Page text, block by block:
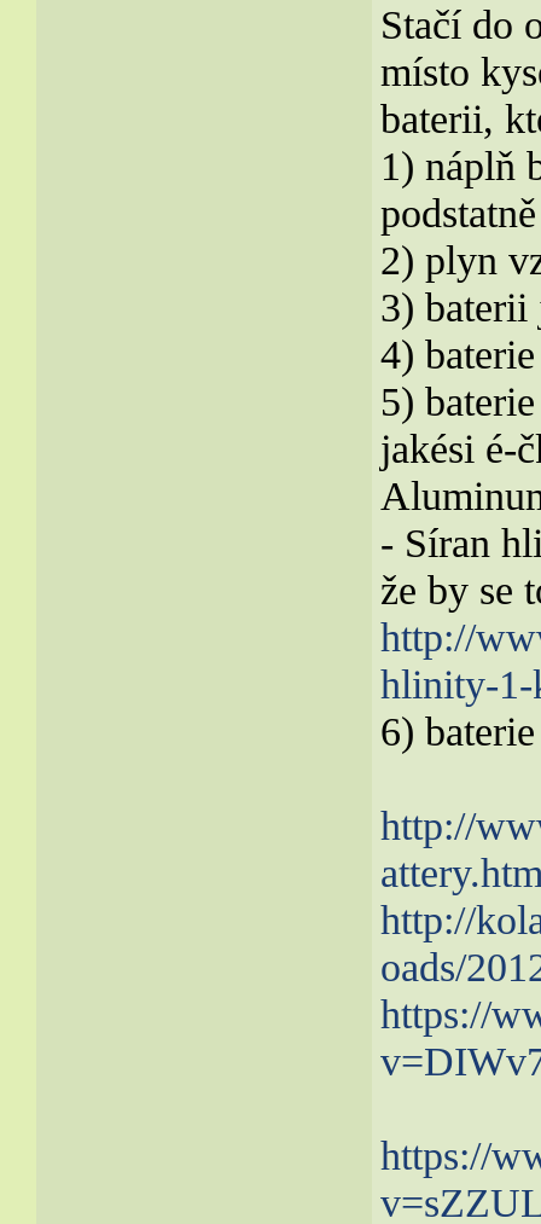
Stačí do
místo
baterii,
1) náplň
2) plyn
3) baterii
4)
5)
jakési é-
- Síran
že by se
http://
hlinity-1-
6)
http://
http://
oads/
https://
https://